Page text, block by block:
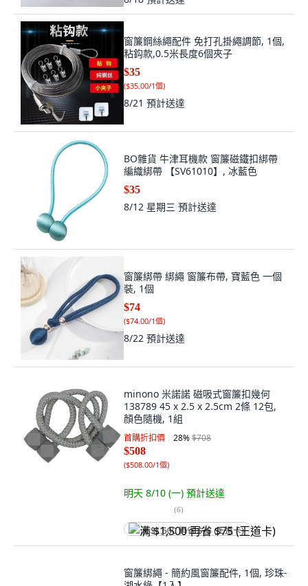
窗簾鋼絲繩配件 免打孔掛繩調節, 1個,
粘鈎款,0.5米長度6個夾子
$35
($35.00/1個)
8/21 預計送達
BO雜貨 牛津耳機款 窗簾磁鐵扣綁帶
編織綁帶 【SV61010】, 冰藍色
$35
8/12 星期三 預計送達
窗簾綁帶 綁繩 窗簾布帶, 寶藍色 一個
裝, 1個
$74
($74.00/1個)
8/22 預計送達
minono 米諾諾 磁吸式窗簾扣幾何
138789 45 x 2.5 x 2.5cm 2條 12包,
顏色隨機, 1組
首購折扣價 28%$708
$508
($508.00/1個)
明天 8/10 (一) 預計送達
(6)
满 $1,500 再省 $75 (王道卡)
窗簾綁繩 - 簡約風窗簾配件, 1個, 珍珠-